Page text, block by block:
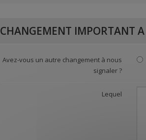
CHANGEMENT IMPORTANT
Avez-vous un autre changement à nous
signaler ?
Lequel